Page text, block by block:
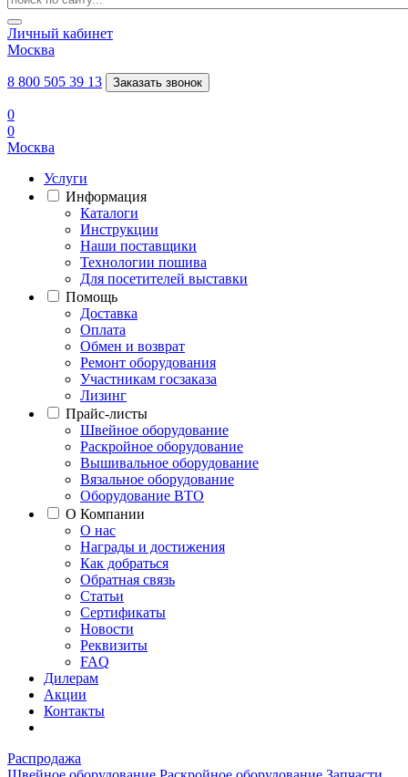
Личный кабинет
Москва
8 800 505 39 13 Заказать звонок
0
0
Москва
Услуги
Информация
Каталоги
Инструкции
Наши поставщики
Технологии пошива
Для посетителей выставки
Помощь
Доставка
Оплата
Обмен и возврат
Ремонт оборудования
Участникам госзаказа
Лизинг
Прайс-листы
Швейное оборудование
Раскройное оборудование
Вышивальное оборудование
Вязальное оборудование
Оборудование ВТО
О Компании
О нас
Награды и достижения
Как добраться
Обратная связь
Статьи
Сертификаты
Новости
Реквизиты
FAQ
Дилерам
Акции
Контакты
Распродажа